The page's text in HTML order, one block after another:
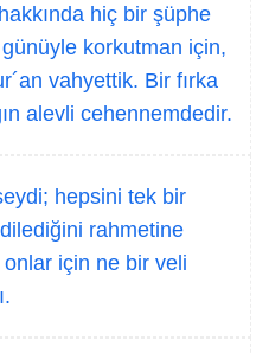
hiç bir şüphe
korkutman için,
vahyettik. Bir fırka
alevli cehennemdedir.
hepsini tek bir
rahmetine
için ne bir veli